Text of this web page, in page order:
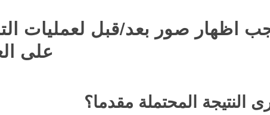
اظهار صور بعد/قبل لعمليات
على
النتيجة المحتملة مقدما؟